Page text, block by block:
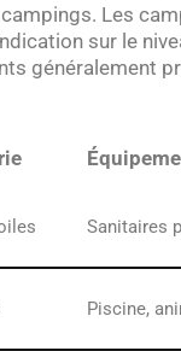
Les
sur le
généralement
Sanitaires
Piscine,